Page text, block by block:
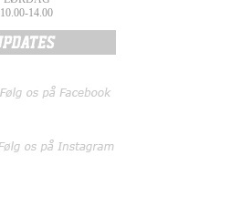
10.00-14.00